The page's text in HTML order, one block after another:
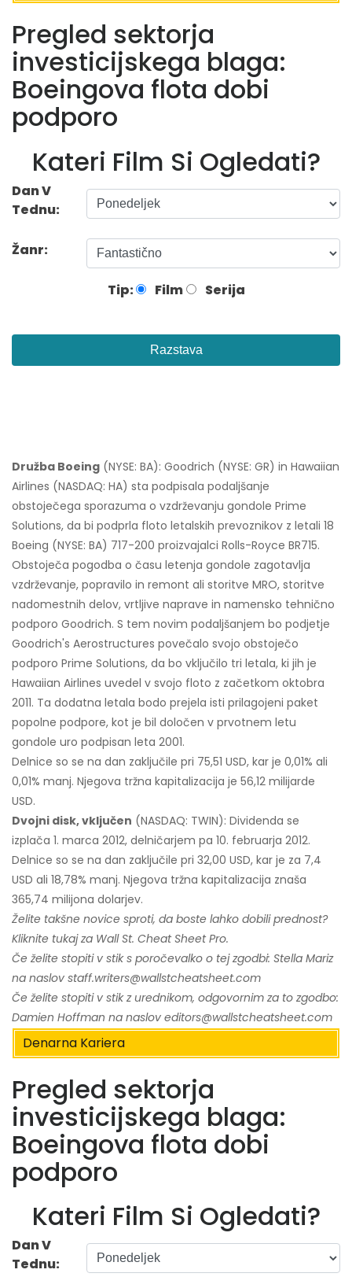
Pregled sektorja
investicijskega blaga:
Boeingova flota dobi
podporo
Kateri Film Si Ogledati?
Dan V
Tednu:
Žanr:
Tip: Film Serija
Razstava
Družba Boeing (NYSE: BA): Goodrich (NYSE: GR) in Hawaiian
Airlines (NASDAQ: HA) sta podpisala podaljšanje
obstoječega sporazuma o vzdrževanju gondole Prime
Solutions, da bi podprla floto letalskih prevoznikov z letali 18
Boeing (NYSE: BA) 717-200 proizvajalci Rolls-Royce BR715.
Obstoječa pogodba o času letenja gondole zagotavlja
vzdrževanje, popravilo in remont ali storitve MRO, storitve
nadomestnih delov, vrtljive naprave in namensko tehnično
podporo Goodrich. S tem novim podaljšanjem bo podjetje
Goodrich's Aerostructures povečalo svojo obstoječo
podporo Prime Solutions, da bo vključilo tri letala, ki jih je
Hawaiian Airlines uvedel v svojo floto z začetkom oktobra
2011. Ta dodatna letala bodo prejela isti prilagojeni paket
popolne podpore, kot je bil določen v prvotnem letu
gondole uro podpisan leta 2001.
Delnice so se na dan zaključile pri 75,51 USD, kar je 0,01% ali
0,01% manj. Njegova tržna kapitalizacija je 56,12 milijarde
USD.
Dvojni disk, vključen (NASDAQ: TWIN): Dividenda se
izplača 1. marca 2012, delničarjem pa 10. februarja 2012.
Delnice so se na dan zaključile pri 32,00 USD, kar je za 7,4
USD ali 18,78% manj. Njegova tržna kapitalizacija znaša
365,74 milijona dolarjev.
Želite takšne novice sproti, da boste lahko dobili prednost?
Kliknite tukaj za Wall St. Cheat Sheet Pro.
Če želite stopiti v stik s poročevalko o tej zgodbi: Stella Mariz
na naslov staff.writers@wallstcheatsheet.com
Če želite stopiti v stik z urednikom, odgovornim za to zgodbo:
Damien Hoffman na naslov editors@wallstcheatsheet.com
Denarna Kariera
Pregled sektorja
investicijskega blaga:
Boeingova flota dobi
podporo
Kateri Film Si Ogledati?
Dan V
Tednu: